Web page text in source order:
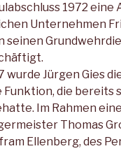
1972
Unternehmen
seinen
wurde Jürgen Gies
Funktion, die bereits
Im Rahmen
Thomas
Ellenberg, des